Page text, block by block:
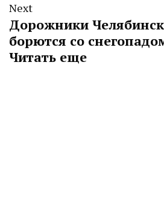
Next
Дорожники
борются со
Читать еще